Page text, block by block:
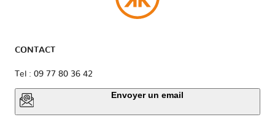
CONTACT
Tel : 09 77 80 36 42
Envoyer un email